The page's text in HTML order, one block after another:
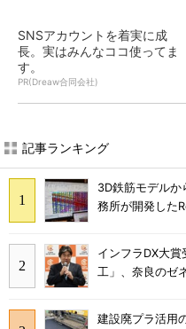
SNSアカウントを着実に成
長。実はみんなココ使ってま
す。
PR(Dreaw合同会社)
記事ランキング
3D鉄筋モデルか
務所が開発した
インフラDX大
工」、奈良のゼ
建設廃プラ活用